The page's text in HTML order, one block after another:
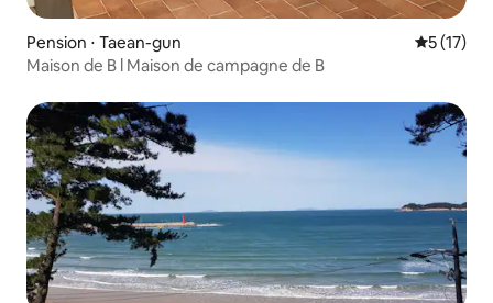
Pension ⋅ Taean-gun
5 (17)
Maison de B l Maison de campagne de B